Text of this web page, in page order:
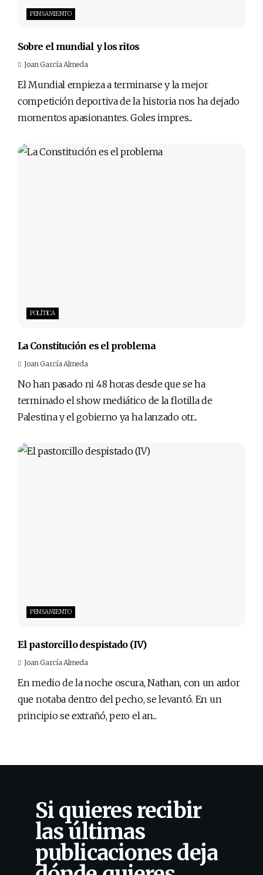
PENSAMIENTO
Sobre el mundial y los ritos
Joan García Almeda
El Mundial empieza a terminarse y la mejor
competición deportiva de la historia nos ha dejado
momentos apasionantes. Goles impres...
POLÍTICA
La Constitución es el problema
Joan García Almeda
No han pasado ni 48 horas desde que se ha
terminado el show mediático de la flotilla de
Palestina y el gobierno ya ha lanzado otr...
PENSAMIENTO
El pastorcillo despistado (IV)
Joan García Almeda
En medio de la noche oscura, Nathan, con un ardor
que notaba dentro del pecho, se levantó. En un
principio se extrañó, pero el an...
Si quieres recibir
las últimas
publicaciones deja